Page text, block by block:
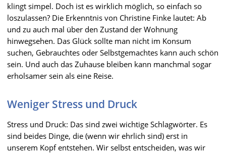
klingt simpel. Doch ist es wirklich möglich, so einfach so
loszulassen? Die Erkenntnis von Christine Finke lautet: Ab
und zu auch mal über den Zustand der Wohnung
hinwegsehen. Das Glück sollte man nicht im Konsum
suchen, Gebrauchtes oder Selbstgemachtes kann auch schön
sein. Und auch das Zuhause bleiben kann manchmal sogar
erholsamer sein als eine Reise.
Weniger Stress und Druck
Stress und Druck: Das sind zwei wichtige Schlagwörter. Es
sind beides Dinge, die (wenn wir ehrlich sind) erst in
unserem Kopf entstehen. Wir selbst entscheiden, was wir